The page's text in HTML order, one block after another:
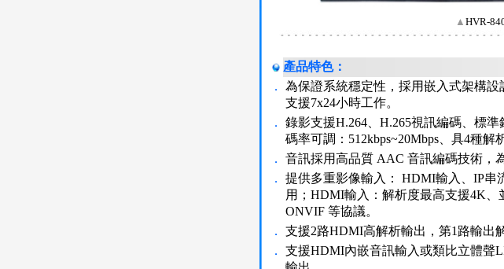
▲ HVR-
產品特色：
．
為保證系統穩定性，採用嵌入式架構
支援7x24小時工作。
．
錄影支援H.264、H.265視訊編碼、標
碼率可調：512kbps~20Mbps、具4種解
．
音訊採用高品質 AAC 音訊編碼技術，
．
提供多重影像輸入： HDMI輸入、IP串
用；HDMI輸入：解析度最高支援4K、
ONVIF 等協議。
．
支援2路HDMI高解析輸出，第1路輸出
．
支援HDMI內嵌音訊輸入或類比立體聲